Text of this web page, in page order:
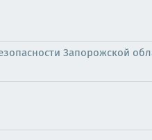
Запорожской